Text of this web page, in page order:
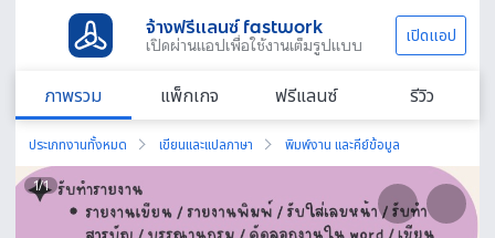
จ้างฟรีแลนซ์ fastwork
เปิดผ่านแอปเพื่อใช้งานเต็มรูปแบบ เปิดแอป
ภาพรวม แพ็กเกจ ฟรีแลนซ์ รีวิว
ประเภทงานทั้งหมด เขียนและแปลภาษา พิมพ์งาน และคีย์ข้อมูล
1/1